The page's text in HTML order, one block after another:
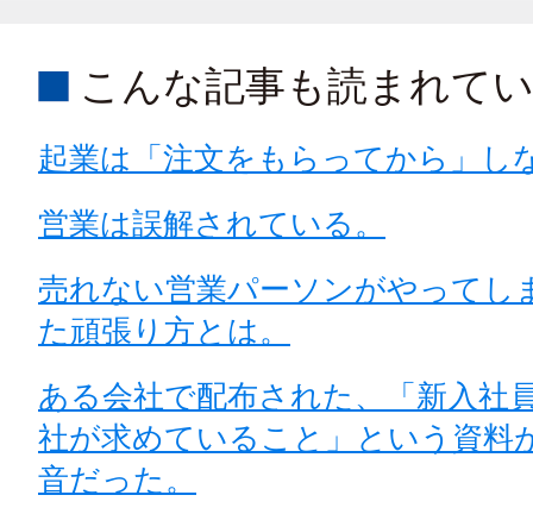
こんな記事も読まれて
起業は「注文をもらってから」し
営業は誤解されている。
売れない営業パーソンがやってし
た頑張り方とは。
ある会社で配布された、「新入社
社が求めていること」という資料
音だった。